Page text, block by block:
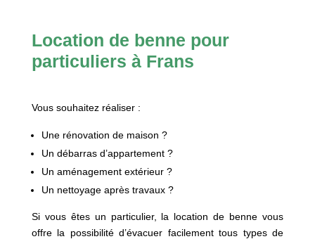
Location de benne pour
particuliers à Frans
Vous souhaitez réaliser :
Une rénovation de maison ?
Un débarras d’appartement ?
Un aménagement extérieur ?
Un nettoyage après travaux ?
Si vous êtes un particulier, la location de benne vous
offre la possibilité d’évacuer facilement tous types de